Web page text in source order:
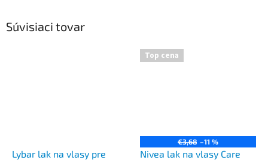
Súvisiaci tovar
Lybar lak na vlasy pre
Top cena
€3,68 –11 %
Nivea lak na vlasy Care